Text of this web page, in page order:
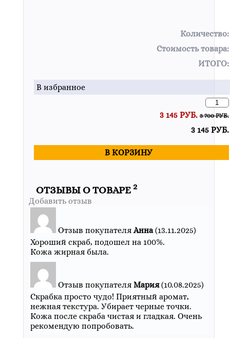
Количество:
Стоимость товара:
ИТОГО:
В избранное
3 145 РУБ.3 700 РУБ.
3 145 РУБ.
В КОРЗИНУ
ОТЗЫВЫ О ТОВАРЕ 2
Добавить отзыв
Отзыв покупателяАнна (13.11.2025)
Хороший скраб, подошел на 100%.
Кожа жирная была.
Отзыв покупателя Мария (10.08.2025)
Скрабка просто чудо! Приятный аромат,
нежная текстура. Убирает черные точки.
Кожа после скраба чистая и гладкая. Очень
рекомендую попробовать.